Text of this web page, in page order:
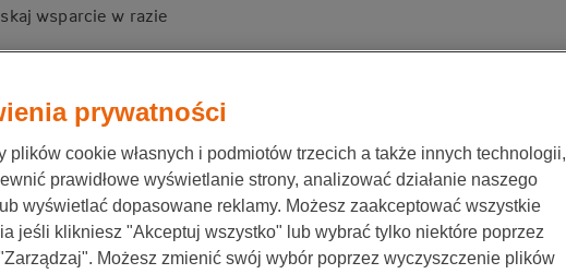
wsparcie w razie
prywatności
plików cookie własnych i podmiotów trzecich a także innych technologii,
prawidłowe wyświetlanie strony, analizować działanie naszego
wyświetlać dopasowane reklamy. Możesz zaakceptować wszystkie
jeśli klikniesz "Akceptuj wszystko" lub wybrać tylko niektóre poprzez
Możesz zmienić swój wybór poprzez wyczyszczenie plików